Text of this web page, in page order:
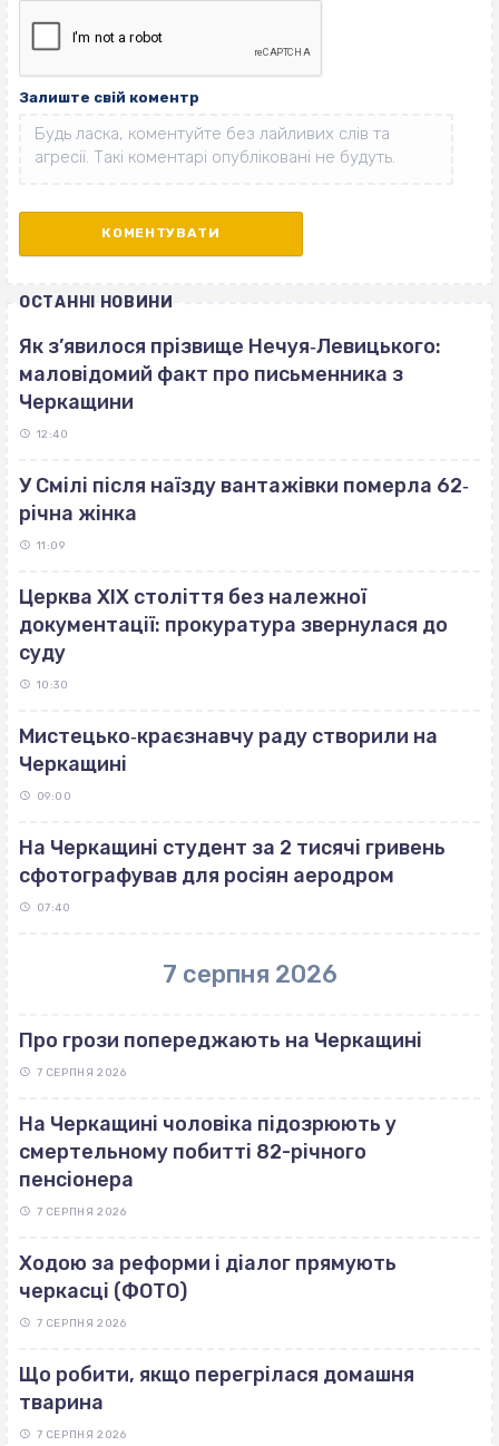
Залиште свій коментр
ОСТАННІ НОВИНИ
Як з’явилося прізвище Нечуя‐Левицького:
маловідомий факт про письменника з
Черкащини
12:40
У Смілі після наїзду вантажівки померла 62‐
річна жінка
11:09
Церква ХІХ століття без належної
документації: прокуратура звернулася до
суду
10:30
Мистецько‐краєзнавчу раду створили на
Черкащині
09:00
На Черкащині студент за 2 тисячі гривень
сфотографував для росіян аеродром
07:40
7 серпня 2026
Про грози попереджають на Черкащині
7 СЕРПНЯ 2026
На Черкащині чоловіка підозрюють у
смертельному побитті 82-річного
пенсіонера
7 СЕРПНЯ 2026
Ходою за реформи і діалог прямують
черкасці (ФОТО)
7 СЕРПНЯ 2026
Що робити, якщо перегрілася домашня
тварина
7 СЕРПНЯ 2026